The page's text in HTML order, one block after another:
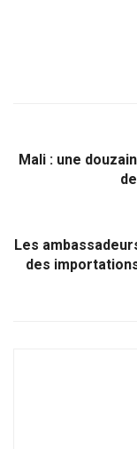
Mali : une
Les
des